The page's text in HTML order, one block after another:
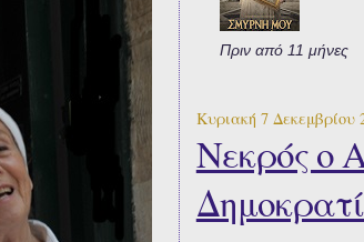
Πριν από 11 μήνες
Κυριακή 7 Δεκεμβρίου
Νεκρός ο